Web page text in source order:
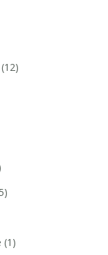
(12)
(1)